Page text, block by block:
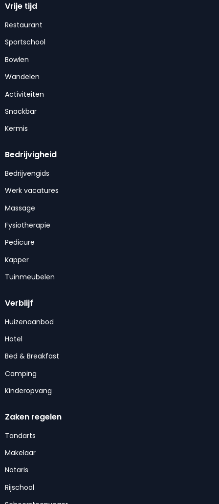
Vrije tijd
Restaurant
Sportschool
Bowlen
Wandelen
Activiteiten
Snackbar
Kermis
Bedrijvigheid
Bedrijvengids
Werk vacatures
Massage
Fysiotherapie
Pedicure
Kapper
Tuinmeubelen
Verblijf
Huizenaanbod
Hotel
Bed & Breakfast
Camping
Kinderopvang
Zaken regelen
Tandarts
Makelaar
Notaris
Rijschool